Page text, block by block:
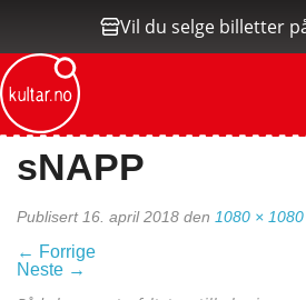
Vil du selge billetter
sNAPP
Publisert 16. april 2018 den 1080 × 1080
← Forrige
Neste →